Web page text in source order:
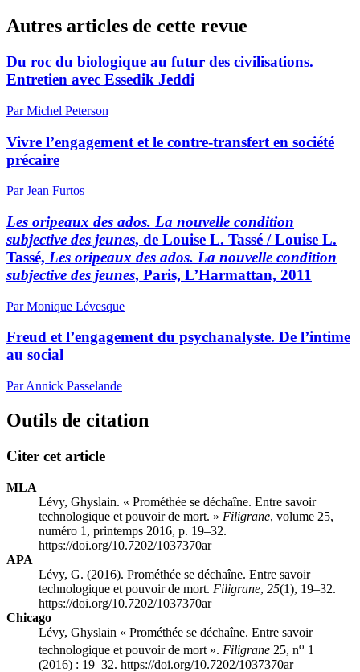
Autres articles de cette revue
Du roc du biologique au futur des civilisations.
Entretien avec Essedik Jeddi
Par Michel Peterson
Vivre l’engagement et le contre-transfert en société
précaire
Par Jean Furtos
Les oripeaux des ados. La nouvelle condition
subjective des jeunes, de Louise L. Tassé / Louise L.
Tassé, Les oripeaux des ados. La nouvelle condition
subjective des jeunes, Paris, L’Harmattan, 2011
Par Monique Lévesque
Freud et l’engagement du psychanalyste. De l’intime
au social
Par Annick Passelande
Outils de citation
Citer cet article
MLA
Lévy, Ghyslain. « Prométhée se déchaîne. Entre savoir
technologique et pouvoir de mort. » Filigrane, volume 25,
numéro 1, printemps 2016, p. 19–32.
https://doi.org/10.7202/1037370ar
APA
Lévy, G. (2016). Prométhée se déchaîne. Entre savoir
technologique et pouvoir de mort. Filigrane, 25(1), 19–32.
https://doi.org/10.7202/1037370ar
Chicago
Lévy, Ghyslain « Prométhée se déchaîne. Entre savoir
technologique et pouvoir de mort ». Filigrane 25, no 1
(2016) : 19–32. https://doi.org/10.7202/1037370ar